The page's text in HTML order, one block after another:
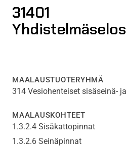
31401
MAALAUSTUOTERYHMÄ
314 Vesiohenteiset sisäseinä-
MAALAUSKOHTEET
1.3.2.4 Sisäkattopinnat
1.3.2.6 Seinäpinnat